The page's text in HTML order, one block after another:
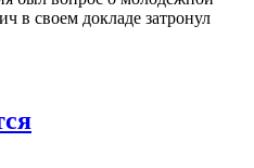
в своем докладе затронул